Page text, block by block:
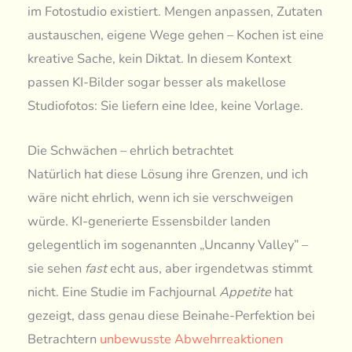
im Fotostudio existiert. Mengen anpassen, Zutaten
austauschen, eigene Wege gehen – Kochen ist eine
kreative Sache, kein Diktat. In diesem Kontext
passen KI-Bilder sogar besser als makellose
Studiofotos: Sie liefern eine Idee, keine Vorlage.
Die Schwächen – ehrlich betrachtet
Natürlich hat diese Lösung ihre Grenzen, und ich
wäre nicht ehrlich, wenn ich sie verschweigen
würde. KI-generierte Essensbilder landen
gelegentlich im sogenannten „Uncanny Valley” –
sie sehen fastecht aus, aber irgendetwas stimmt
nicht. Eine Studie im FachjournalAppetitehat
gezeigt, dass genau diese Beinahe-Perfektion bei
Betrachtern unbewusste Abwehrreaktionen